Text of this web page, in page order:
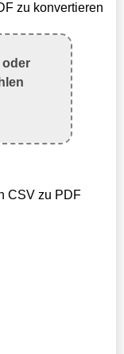
zu konvertieren
oder
CSV zu PDF